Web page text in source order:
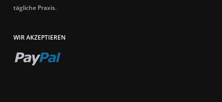
tägliche Praxis.
WIR AKZEPTIEREN